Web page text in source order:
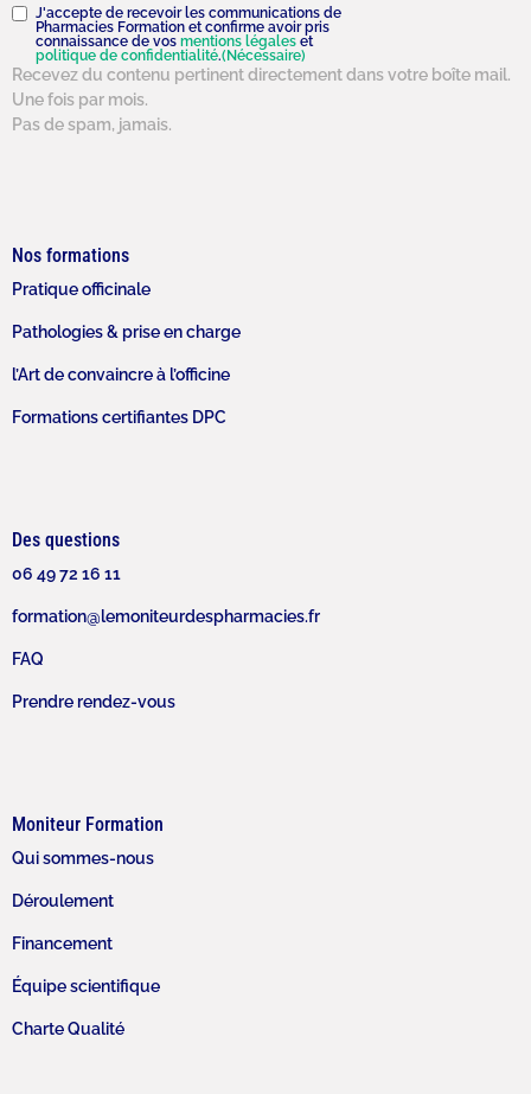
RGPD(Nécessaire)
J'accepte de recevoir les communications de
Pharmacies Formation et confirme avoir pris
connaissance de vos mentions légales et
politique de confidentialité.(Nécessaire)
Recevez du contenu pertinent directement dans votre boîte mail.
Une fois par mois.
Pas de spam, jamais.
Nos formations
Pratique officinale
Pathologies & prise en charge
l’Art de convaincre à l’officine
Formations certifiantes DPC
Des questions
06 49 72 16 11
formation@lemoniteurdespharmacies.fr
FAQ
Prendre rendez-vous
Moniteur Formation
Qui sommes-nous
Déroulement
Financement
Équipe scientifique
Charte Qualité